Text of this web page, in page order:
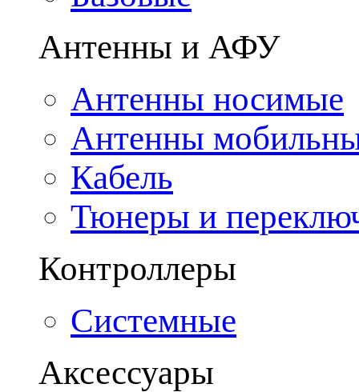
Антенны и АФУ
Антенны носимые
Антенны
Кабель
Тюнеры и
Контроллеры
Системные
Аксессуары